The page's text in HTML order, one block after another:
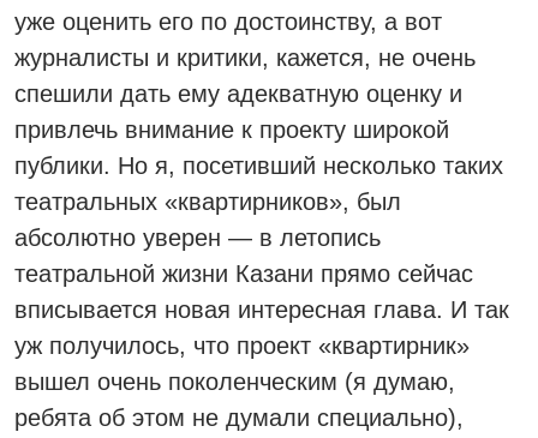
уже оценить его по достоинству, а вот
журналисты и критики, кажется, не очень
спешили дать ему адекватную оценку и
привлечь внимание к проекту широкой
публики. Но я, посетивший несколько таких
театральных «квартирников», был
абсолютно уверен — в летопись
театральной жизни Казани прямо сейчас
вписывается новая интересная глава. И так
уж получилось, что проект «квартирник»
вышел очень поколенческим (я думаю,
ребята об этом не думали специально),